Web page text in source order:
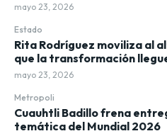
mayo 23, 2026
Estado
Rita Rodríguez moviliza al
que la transformación
mayo 23, 2026
Metropoli
Cuauhtli Badillo frena
temática del Mundial 2026